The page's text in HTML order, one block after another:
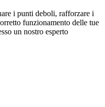
i punti deboli, rafforzare i
funzionamento delle tue
un nostro esperto